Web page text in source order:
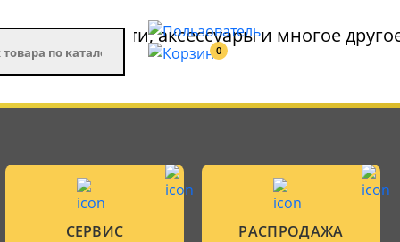
0
СЕРВИС РАСПРОДАЖА